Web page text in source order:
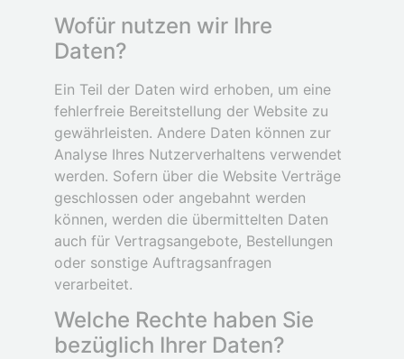
Wofür nutzen wir Ihre
Daten?
Ein Teil der Daten wird erhoben, um eine
fehlerfreie Bereitstellung der Website zu
gewährleisten. Andere Daten können zur
Analyse Ihres Nutzerverhaltens verwendet
werden. Sofern über die Website Verträge
geschlossen oder angebahnt werden
können, werden die übermittelten Daten
auch für Vertragsangebote, Bestellungen
oder sonstige Auftragsanfragen
verarbeitet.
Welche Rechte haben Sie
bezüglich Ihrer Daten?